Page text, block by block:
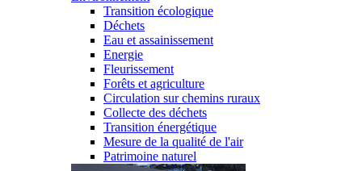
Transition écologique
Déchets
Eau et assainissement
Energie
Fleurissement
Forêts et agriculture
Circulation sur chemins ruraux
Collecte des déchets
Transition énergétique
Mesure de la qualité de l'air
Patrimoine naturel